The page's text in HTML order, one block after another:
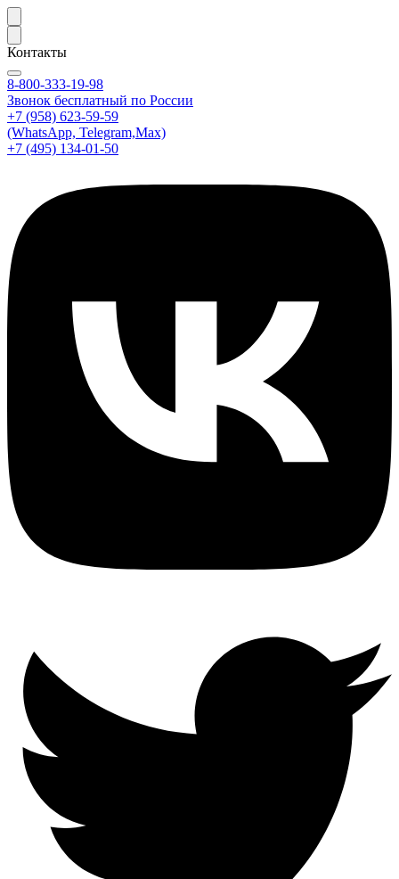
Контакты
8-800-333-19-98
Звонок бесплатный по России
+7 (958) 623-59-59
(WhatsApp, Telegram,Max)
+7 (495) 134-01-50